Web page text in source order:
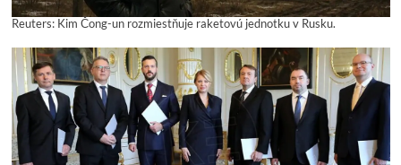
Reuters: Kim Čong-un rozmiestňuje raketovú jednotku v Rusku.